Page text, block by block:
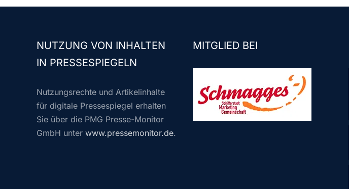
NUTZUNG VON INHALTEN
IN PRESSESPIEGELN
Nutzungsrechte und Artikelinhalte
für digitale Pressespiegel erhalten
Sie über die PMG Presse-Monitor
GmbH unter www.pressemonitor.de.
MITGLIED BEI